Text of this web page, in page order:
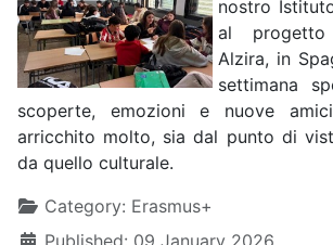
nostro
al progetto
Alzira, in
settimana
scoperte, emozioni e nuove
arricchito molto, sia dal punto di
da quello culturale.
DetailsCategory: Erasmus+
Published: 09 January 2026